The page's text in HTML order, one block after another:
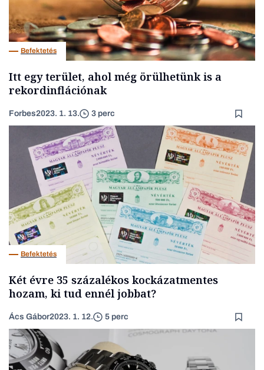
Befektetés
Itt egy terület, ahol még örülhetünk is a
rekordinflációnak
Forbes2023. 1. 13. 3 perc
Befektetés
Két évre 35 százalékos kockázatmentes
hozam, ki tud ennél jobbat?
Ács Gábor2023. 1. 12. 5 perc